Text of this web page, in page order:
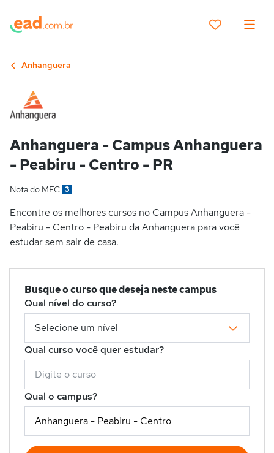
Anhanguera
Anhanguera - Campus Anhanguera
- Peabiru - Centro - PR
Nota do MEC 3
Encontre os melhores cursos no Campus Anhanguera -
Peabiru - Centro - Peabiru da Anhanguera para você
estudar sem sair de casa.
Busque o curso que deseja neste campus
Qual nível do curso?
Qual curso você quer estudar?
Qual o campus?